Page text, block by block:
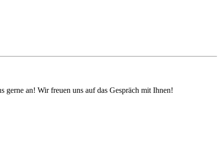
gerne an! Wir freuen uns auf das Gespräch mit Ihnen!